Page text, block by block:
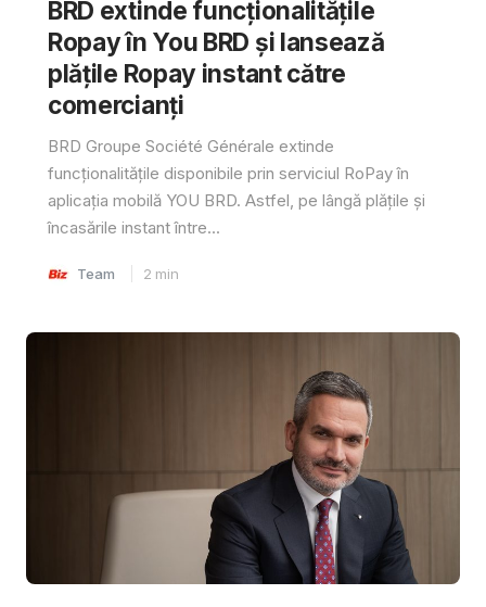
BRD extinde funcționalitățile
Ropay în You BRD și lansează
plățile Ropay instant către
comercianți
BRD Groupe Société Générale extinde
funcționalitățile disponibile prin serviciul RoPay în
aplicația mobilă YOU BRD. Astfel, pe lângă plățile și
încasările instant între...
Team 2 min